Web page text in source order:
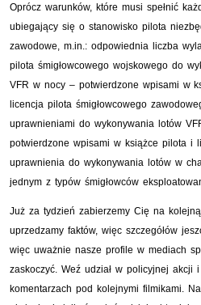
Oprócz warunków, które musi spełnić
ubiegający się o stanowisko pilota
zawodowe, m.in.: odpowiednia liczba
pilota śmigłowcowego wojskowego do
VFR w nocy – potwierdzone wpisami w
licencja pilota śmigłowcowego
uprawnieniami do wykonywania lotów
potwierdzone wpisami w książce pilota i
uprawnienia do wykonywania lotów w
jednym z typów śmigłowców
Już za tydzień zabierzemy Cię na
uprzedzamy faktów, więc szczegółów
więc uważnie nasze profile w mediach
zaskoczyć. Weź udział w policyjnej akcji
komentarzach pod kolejnymi filmikami.